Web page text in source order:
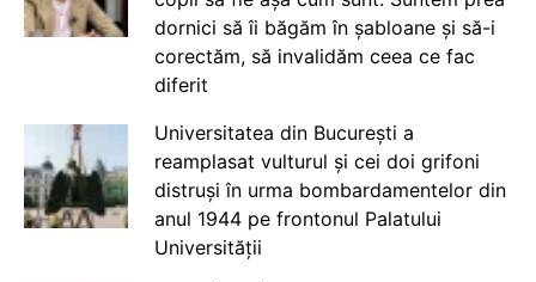
dornici să îi băgăm în șabloane și să-i
corectăm, să invalidăm ceea ce fac
diferit
Universitatea din București a
reamplasat vulturul și cei doi grifoni
distruși în urma bombardamentelor din
anul 1944 pe frontonul Palatului
Universității